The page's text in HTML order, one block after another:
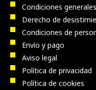
Condiciones generales
Derecho de
Condiciones de
Envío y pago
Aviso legal
Política de privacidad
Política de cookies